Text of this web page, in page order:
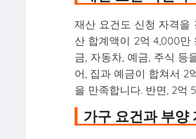
재산 요건도 신청 자격을
산 합계액이 2억 4,000만
금, 자동차, 예금, 주식 등
어, 집과 예금이 합쳐서 2
을 만족합니다. 반면, 2억
가구 요건과 부양